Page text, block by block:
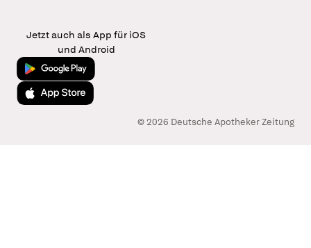
Jetzt auch als App für iOS
und Android
Jetzt bei Google Play
Laden im App Store
© 2026 Deutsche Apotheker Zeitung